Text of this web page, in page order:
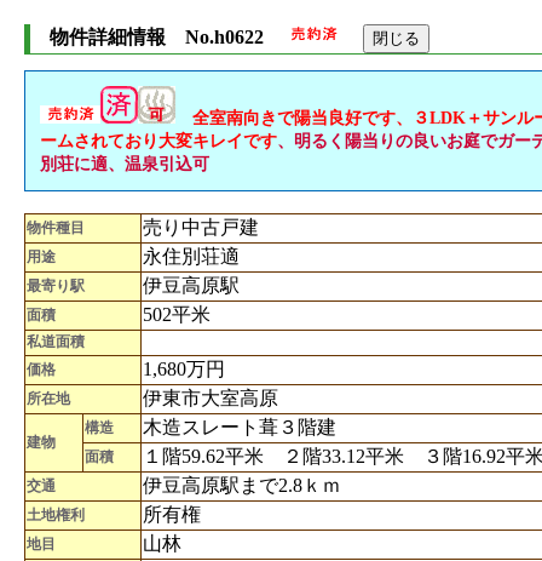
物件詳細情報 No.h0622
全室南向きで陽当良好です、３LDK＋サン
ームされており大変キレイです、明るく陽当りの良いお庭でガー
別荘に適、温泉引込可
物件種目 売り中古戸建
用途 永住別荘適
最寄り駅 伊豆高原駅
面積 502平米
私道面積
価格
1,680万円
所在地 伊東市大室高原
建物
構造 木造スレート葺３階建
面積 １階59.62平米 ２階33.12平米 ３階16.92平
交通 伊豆高原駅まで2.8ｋｍ
土地権利 所有権
地目 山林